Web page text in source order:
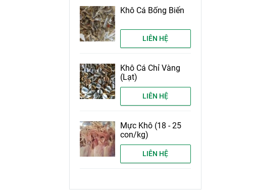
Khô Cá Bống Biển
LIÊN HỆ
Khô Cá Chỉ Vàng
(Lạt)
LIÊN HỆ
Mực Khô (18 - 25
con/kg)
LIÊN HỆ